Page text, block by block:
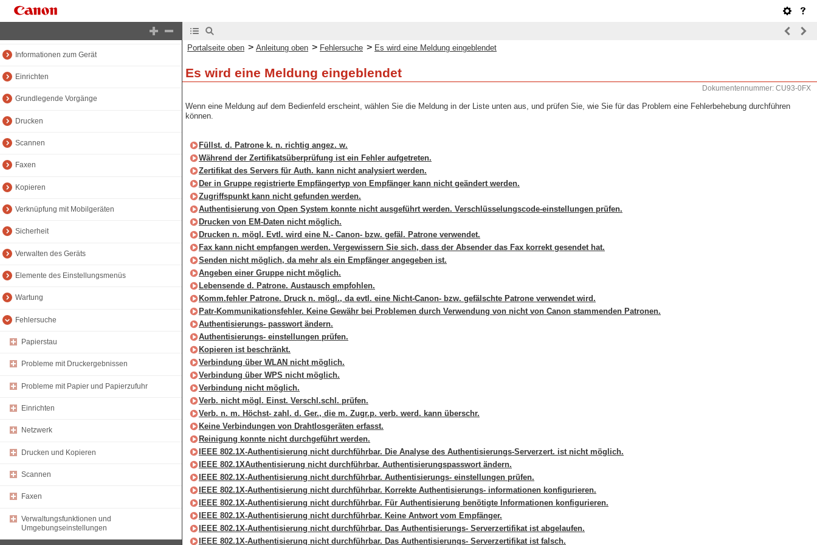
Portalseite oben
Informationen zum Gerät
Einrichten
Grundlegende Vorgänge
Drucken
Scannen
Faxen
Kopieren
Verknüpfung mit Mobilgeräten
Sicherheit
Verwalten des Geräts
Elemente des Einstellungsmenüs
Wartung
Fehlersuche
Papierstau
Probleme mit Druckergebnissen
Probleme mit Papier und Papierzufuhr
Einrichten
Netzwerk
Drucken und Kopieren
Scannen
Faxen
Verwaltungsfunktionen und
Umgebungseinstellungen
Portalseite oben > Anleitung oben > Fehlersuche > Es wird eine Meldung eingeblendet
Es wird eine Meldung eingeblendet
Dokumentennummer: CU93-0FX
Wenn eine Meldung auf dem Bedienfeld erscheint, wählen Sie die Meldung in der Liste unten aus, und prüfen Sie, wie Sie für das Problem eine Fehlerbehebung durchführen
können.
Füllst. d. Patrone k. n. richtig angez. w.
Während der Zertifikatsüberprüfung ist ein Fehler aufgetreten.
Zertifikat des Servers für Auth. kann nicht analysiert werden.
Der in Gruppe registrierte Empfängertyp von Empfänger kann nicht geändert werden.
Zugriffspunkt kann nicht gefunden werden.
Authentisierung von Open System konnte nicht ausgeführt werden. Verschlüsselungscode-einstellungen prüfen.
Drucken von EM-Daten nicht möglich.
Drucken n. mögl. Evtl. wird eine N.- Canon- bzw. gefäl. Patrone verwendet.
Fax kann nicht empfangen werden. Vergewissern Sie sich, dass der Absender das Fax korrekt gesendet hat.
Senden nicht möglich, da mehr als ein Empfänger angegeben ist.
Angeben einer Gruppe nicht möglich.
Lebensende d. Patrone. Austausch empfohlen.
Komm.fehler Patrone. Druck n. mögl., da evtl. eine Nicht-Canon- bzw. gefälschte Patrone verwendet wird.
Patr-Kommunikationsfehler. Keine Gewähr bei Problemen durch Verwendung von nicht von Canon stammenden Patronen.
Authentisierungs- passwort ändern.
Authentisierungs- einstellungen prüfen.
Kopieren ist beschränkt.
Verbindung über WLAN nicht möglich.
Verbindung über WPS nicht möglich.
Verbindung nicht möglich.
Verb. nicht mögl. Einst. Verschl.schl. prüfen.
Verb. n. m. Höchst- zahl. d. Ger., die m. Zugr.p. verb. werd. kann überschr.
Keine Verbindungen von Drahtlosgeräten erfasst.
Reinigung konnte nicht durchgeführt werden.
IEEE 802.1X-Authentisierung nicht durchführbar. Die Analyse des Authentisierungs-Serverzert. ist nicht möglich.
IEEE 802.1XAuthentisierung nicht durchführbar. Authentisierungspasswort ändern.
IEEE 802.1X-Authentisierung nicht durchführbar. Authentisierungs- einstellungen prüfen.
IEEE 802.1X-Authentisierung nicht durchführbar. Korrekte Authentisierungs- informationen konfigurieren.
IEEE 802.1X-Authentisierung nicht durchführbar. Für Authentisierung benötigte Informationen konfigurieren.
IEEE 802.1X-Authentisierung nicht durchführbar. Keine Antwort vom Empfänger.
IEEE 802.1X-Authentisierung nicht durchführbar. Das Authentisierungs- Serverzertifikat ist abgelaufen.
IEEE 802.1X-Authentisierung nicht durchführbar. Das Authentisierungs- Serverzertifikat ist falsch.